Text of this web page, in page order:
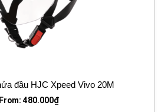
đầu HJC Xpeed Vivo 20M
From: 480.000₫